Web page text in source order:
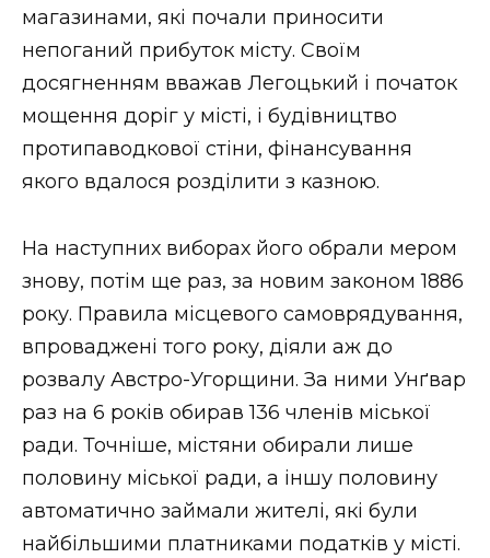
магазинами, які почали приносити
непоганий прибуток місту. Своїм
досягненням вважав Легоцький і початок
мощення доріг у місті, і будівництво
протипаводкової стіни, фінансування
якого вдалося розділити з казною.
На наступних виборах його обрали мером
знову, потім ще раз, за новим законом 1886
року. Правила місцевого самоврядування,
впроваджені того року, діяли аж до
розвалу Австро-Угорщини. За ними Унґвар
раз на 6 років обирав 136 членів міської
ради. Точніше, містяни обирали лише
половину міської ради, а іншу половину
автоматично займали жителі, які були
найбільшими платниками податків у місті.